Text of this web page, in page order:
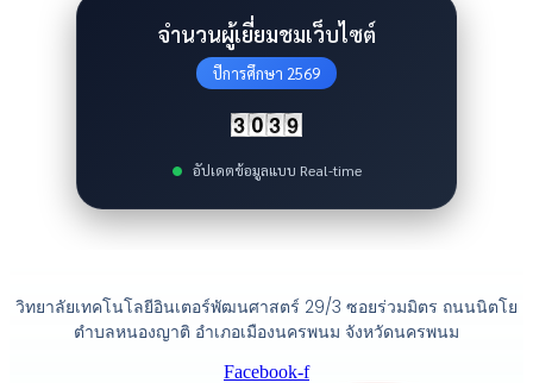
จำนวนผู้เยี่ยมชมเว็บไซต์
ปีการศึกษา 2569
อัปเดตข้อมูลแบบ Real-time
วิทยาลัยเทคโนโลยีอินเตอร์พัฒนศาสตร์ 29/3 ซอยร่วมมิตร ถนนนิตโย
ตำบลหนองญาติ อำเภอเมืองนครพนม จังหวัดนครพนม
Facebook-f